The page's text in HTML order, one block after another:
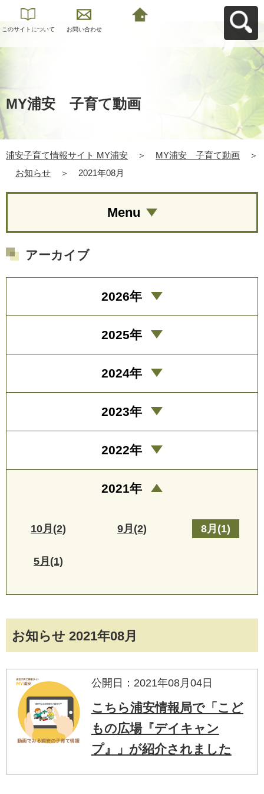
このサイトについて お問い合わせ
MY浦安 子育て動画
浦安子育て情報サイト MY浦安 ＞ MY浦安 子育て動画
＞
お知らせ
＞ 2021年08月
お知らせ 2021年08月
公開日：2021年08月04日
こちら浦安情報局で「こど
もの広場『デイキャン
プ』」が紹介されました
Menu
アーカイブ
2026年
2025年
2024年
2023年
2022年
2021年
10月(2) 9月(2) 8月(1)
5月(1)